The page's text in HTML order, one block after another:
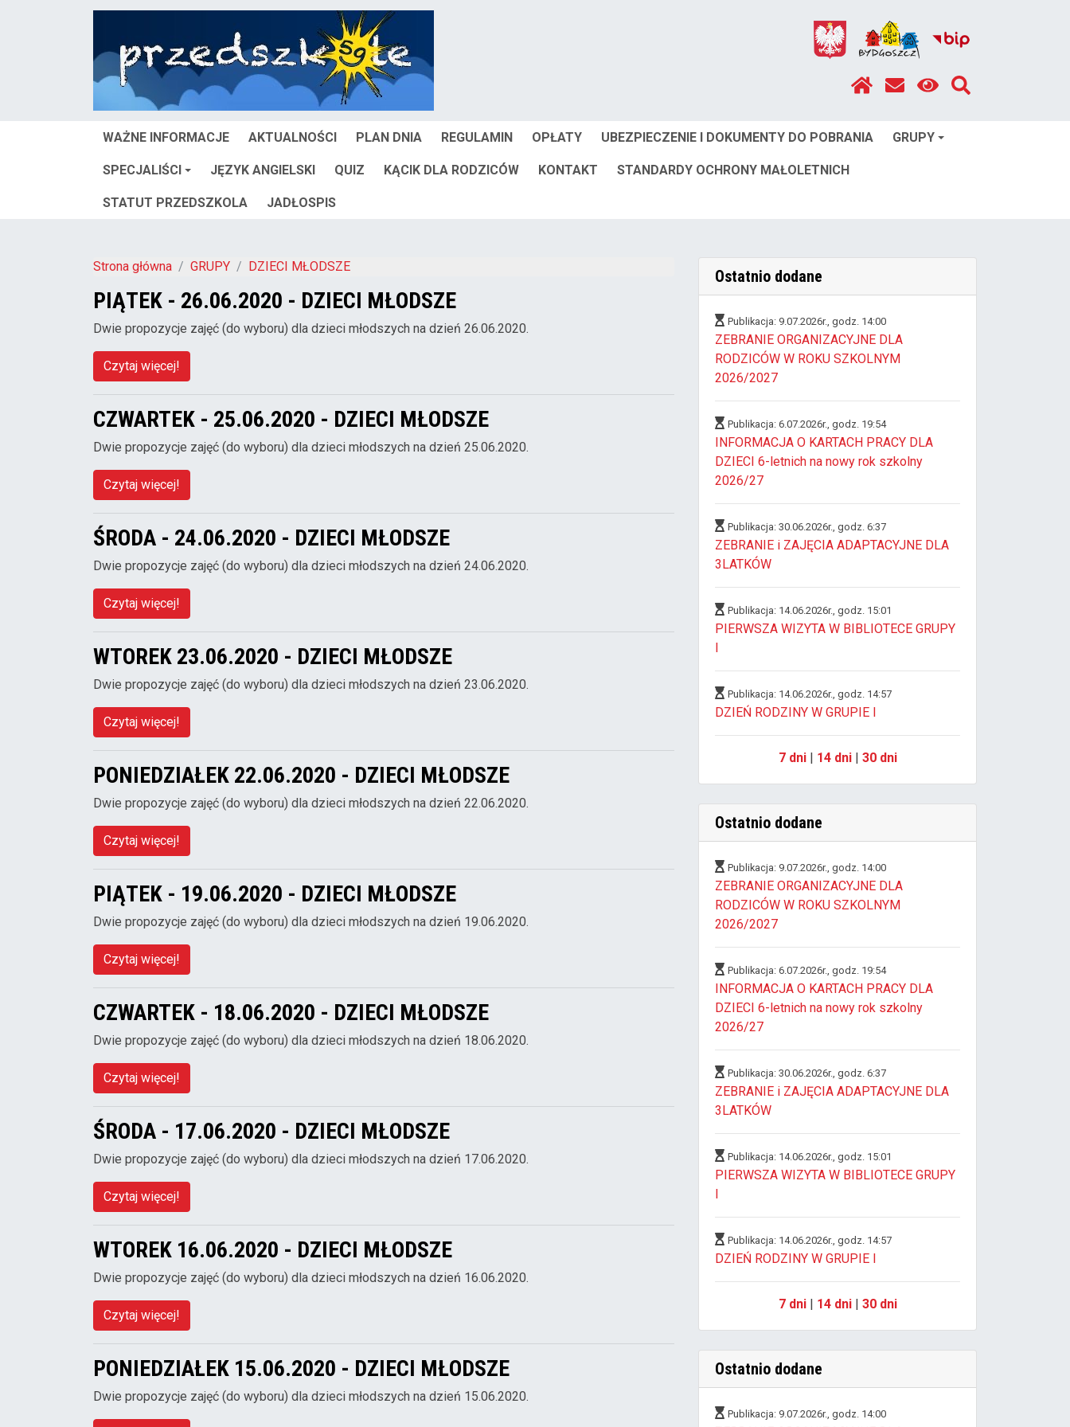
WAŻNE INFORMACJE AKTUALNOŚCI PLAN DNIA REGULAMIN OPŁATY UBEZPIECZENIE I DOKUMENTY DO POBRANIA GRUPY
SPECJALIŚCI JĘZYK ANGIELSKI QUIZ KĄCIK DLA RODZICÓW KONTAKT STANDARDY OCHRONY MAŁOLETNICH
STATUT PRZEDSZKOLA JADŁOSPIS
Strona główna GRUPY DZIECI MŁODSZE
PIĄTEK - 26.06.2020 - DZIECI MŁODSZE
Dwie propozycje zajęć (do wyboru) dla dzieci młodszych na dzień 26.06.2020.
Czytaj więcej!
CZWARTEK - 25.06.2020 - DZIECI MŁODSZE
Dwie propozycje zajęć (do wyboru) dla dzieci młodszych na dzień 25.06.2020.
Czytaj więcej!
ŚRODA - 24.06.2020 - DZIECI MŁODSZE
Dwie propozycje zajęć (do wyboru) dla dzieci młodszych na dzień 24.06.2020.
Czytaj więcej!
WTOREK 23.06.2020 - DZIECI MŁODSZE
Dwie propozycje zajęć (do wyboru) dla dzieci młodszych na dzień 23.06.2020.
Czytaj więcej!
PONIEDZIAŁEK 22.06.2020 - DZIECI MŁODSZE
Dwie propozycje zajęć (do wyboru) dla dzieci młodszych na dzień 22.06.2020.
Czytaj więcej!
PIĄTEK - 19.06.2020 - DZIECI MŁODSZE
Dwie propozycje zajęć (do wyboru) dla dzieci młodszych na dzień 19.06.2020.
Czytaj więcej!
CZWARTEK - 18.06.2020 - DZIECI MŁODSZE
Dwie propozycje zajęć (do wyboru) dla dzieci młodszych na dzień 18.06.2020.
Czytaj więcej!
ŚRODA - 17.06.2020 - DZIECI MŁODSZE
Dwie propozycje zajęć (do wyboru) dla dzieci młodszych na dzień 17.06.2020.
Czytaj więcej!
WTOREK 16.06.2020 - DZIECI MŁODSZE
Dwie propozycje zajęć (do wyboru) dla dzieci młodszych na dzień 16.06.2020.
Czytaj więcej!
PONIEDZIAŁEK 15.06.2020 - DZIECI MŁODSZE
Dwie propozycje zajęć (do wyboru) dla dzieci młodszych na dzień 15.06.2020.
Ostatnio dodane
Publikacja: 9.07.2026r., godz. 14:00
ZEBRANIE ORGANIZACYJNE DLA
RODZICÓW W ROKU SZKOLNYM
2026/2027
Publikacja: 6.07.2026r., godz. 19:54
INFORMACJA O KARTACH PRACY DLA
DZIECI 6-letnich na nowy rok szkolny
2026/27
Publikacja: 30.06.2026r., godz. 6:37
ZEBRANIE i ZAJĘCIA ADAPTACYJNE DLA
3LATKÓW
Publikacja: 14.06.2026r., godz. 15:01
PIERWSZA WIZYTA W BIBLIOTECE GRUPY
I
Publikacja: 14.06.2026r., godz. 14:57
DZIEŃ RODZINY W GRUPIE I
7 dni| 14 dni| 30 dni
Ostatnio dodane
Publikacja: 9.07.2026r., godz. 14:00
ZEBRANIE ORGANIZACYJNE DLA
RODZICÓW W ROKU SZKOLNYM
2026/2027
Publikacja: 6.07.2026r., godz. 19:54
INFORMACJA O KARTACH PRACY DLA
DZIECI 6-letnich na nowy rok szkolny
2026/27
Publikacja: 30.06.2026r., godz. 6:37
ZEBRANIE i ZAJĘCIA ADAPTACYJNE DLA
3LATKÓW
Publikacja: 14.06.2026r., godz. 15:01
PIERWSZA WIZYTA W BIBLIOTECE GRUPY
I
Publikacja: 14.06.2026r., godz. 14:57
DZIEŃ RODZINY W GRUPIE I
7 dni| 14 dni| 30 dni
Ostatnio dodane
Publikacja: 9.07.2026r., godz. 14:00